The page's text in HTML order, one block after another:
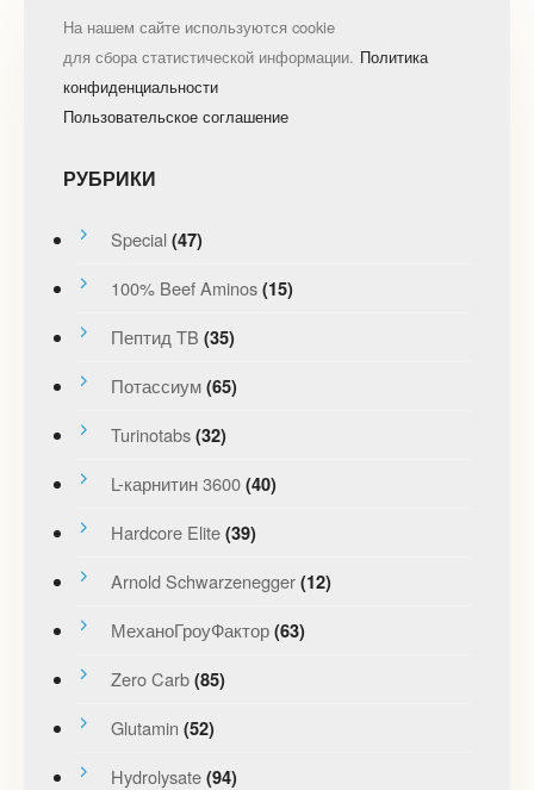
На нашем сайте используются cookie
для сбора статистической информации. Политика
конфиденциальности
Пользовательское соглашение
РУБРИКИ
Special (47)
100% Beef Aminos (15)
Пептид TB (35)
Потассиум (65)
Turinotabs (32)
L-карнитин 3600 (40)
Hardcore Elite (39)
Arnold Schwarzenegger (12)
МеханоГроуФактор (63)
Zero Carb (85)
Glutamin (52)
Hydrolysate (94)